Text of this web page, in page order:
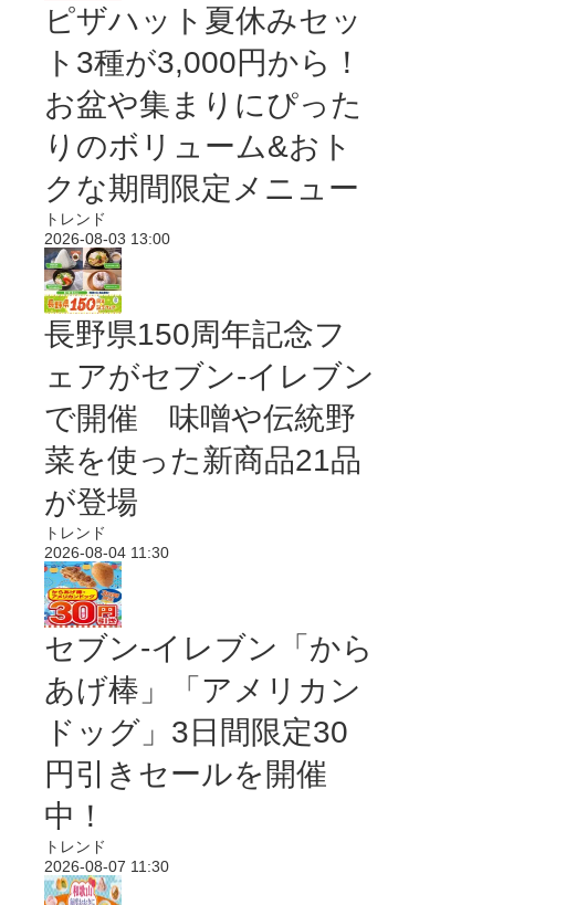
ピザハット夏休みセッ
ト3種が3,000円から！
お盆や集まりにぴった
りのボリューム&おト
クな期間限定メニュー
トレンド
2026-08-03 13:00
長野県150周年記念フ
ェアがセブン-イレブン
で開催 味噌や伝統野
菜を使った新商品21品
が登場
トレンド
2026-08-04 11:30
セブン‐イレブン「から
あげ棒」「アメリカン
ドッグ」3日間限定30
円引きセールを開催
中！
トレンド
2026-08-07 11:30